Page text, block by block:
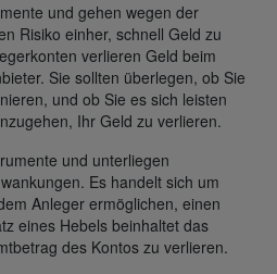
und gehen wegen der
Risiko einher, schnell Geld zu
verlieren Geld beim
Sie sollten überlegen, ob Sie
und ob Sie es sich leisten
Ihr Geld zu verlieren.
und unterliegen
Es handelt sich um
Anleger ermöglichen, einen
eines Hebels beinhaltet das
des Kontos zu verlieren.